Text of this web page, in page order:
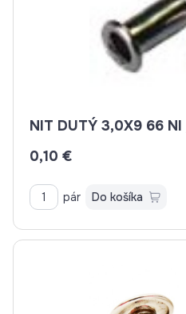
0,10 €
pár Do košíka